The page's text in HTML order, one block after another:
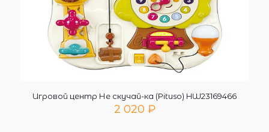
Игровой центр Не скучай-ка (Pituso) HW23169466
2 020 ₽